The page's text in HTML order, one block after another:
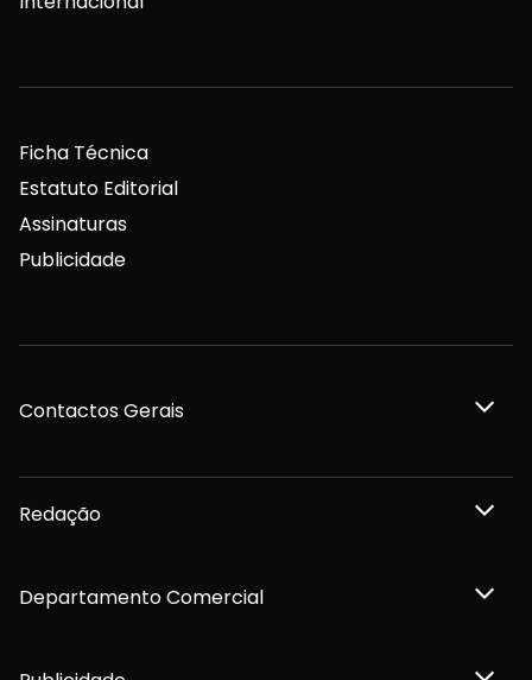
Ficha Técnica
Estatuto Editorial
Assinaturas
Publicidade
Contactos Gerais
Redação
Departamento Comercial